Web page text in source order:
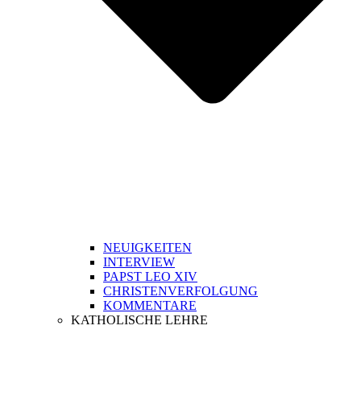
NEUIGKEITEN
INTERVIEW
PAPST LEO XIV
CHRISTENVERFOLGUNG
KOMMENTARE
KATHOLISCHE LEHRE